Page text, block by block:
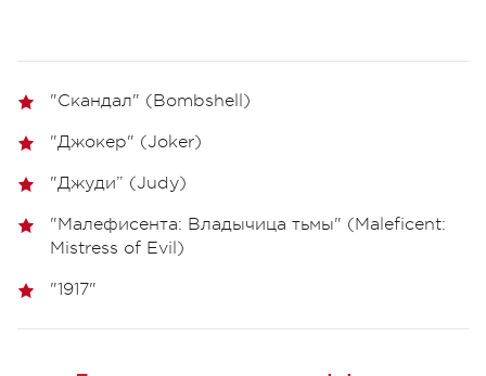
"Скандал" (Bombshell)
"Джокер" (Joker)
"Джуди” (Judy)
"Малефисента: Владычица тьмы" (Maleficent:
Mistress of Evil)
"1917"